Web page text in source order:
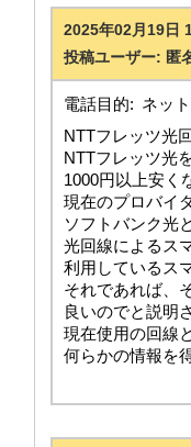
2025年02月19日
投稿ユーザー: 匿
電話目的: ネッ
NTTフレッツ光
NTTフレッツ光
1000円以上安く
現在のプロバイ
ソフトバンク光
光回線によるス
利用しているス
それであれば、
良いのでと説明
現在使用の回線
何らかの情報を